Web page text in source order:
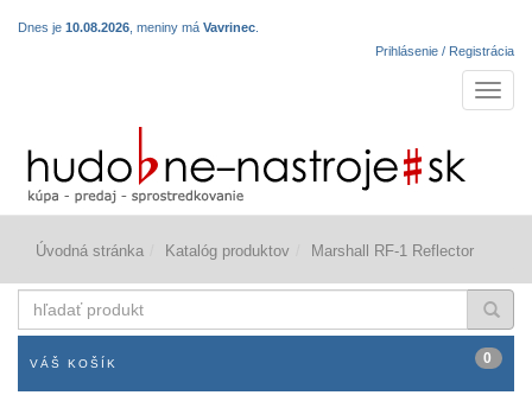
Dnes je 10.08.2026 , meniny má Vavrinec
Prihlásenie / Registrácia
Úvodná stránka Katalóg produktov Marshall RF-1 Reflector
produkt
VÁŠ KOŠÍK 0